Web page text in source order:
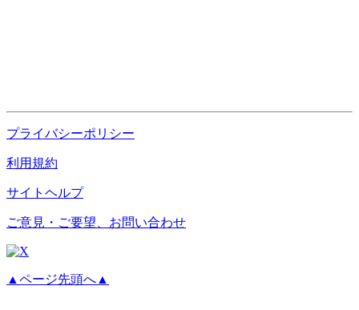
プライバシーポリシー
利用規約
サイトヘルプ
ご意見・ご要望、お問い合わせ
▲ページ先頭へ▲